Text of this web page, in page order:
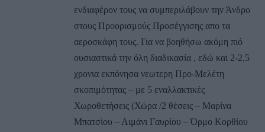
ενδιαφέρον τους να συμπεριλάβουν την Άνδρο
στους Προορισμούς Προσέγγισης απο τα
αεροσκάφη τους. Για να βοηθήσω ακόμη πιό
ουσιαστικά την όλη διαδικασία , εδώ και 2-2,5
χρονια εκπόνησα νεωτερη Προ-Μελέτη
σκοπιμότητας – με 5 εναλλακτικές
Χωροθετήσεις (Χώρα /2 θέσεις – Μαρίνα
Μπατσίου – Λιμάνι Γαυρίου – Όρμο Κορθίου